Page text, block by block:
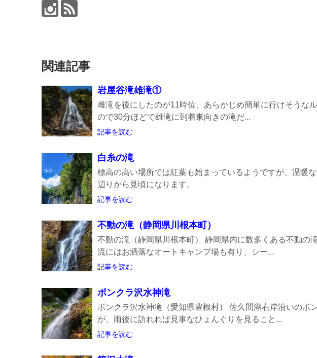
関連記事
岩屋谷滝雄滝①
雌滝を後にしたのが11時位、あらかじめ簡単に行けそうな
ので30分ほどで雄滝に到着東向きの滝だ...
記事を読む
白糸の滝
標高の高い場所では紅葉も始まっているようですが、温暖
辺りから見頃になります。
記事を読む
不動の滝（静岡県川根本町）
不動の滝（静岡県川根本町） 静岡県内に数多くある不動の
流にはお洒落なオートキャンプ場も有り、シー...
記事を読む
ボンクラ沢水神滝
ボンクラ沢水神滝（愛知県豊根村） 佐久間湖右岸沿いのボ
が、雨後に訪れれば見事なひょんぐりを見ること...
記事を読む